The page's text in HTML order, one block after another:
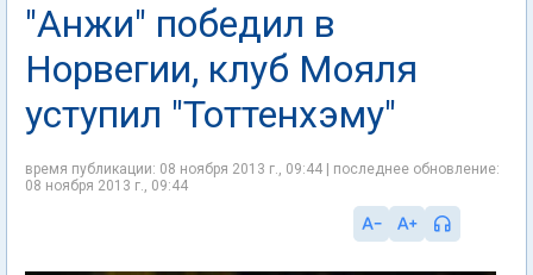
"Анжи" победил в
Норвегии, клуб Мояля
уступил "Тоттенхэму"
время публикации: 08 ноября 2013 г., 09:44 | последнее обновление:
08 ноября 2013 г., 09:44